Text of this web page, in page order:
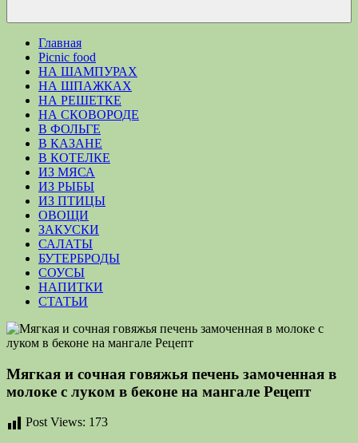
Главная
Picnic food
НА ШАМПУРАХ
НА ШПАЖКАХ
НА РЕШЕТКЕ
НА СКОВОРОДЕ
В ФОЛЬГЕ
В КАЗАНЕ
В КОТЕЛКЕ
ИЗ МЯСА
ИЗ РЫБЫ
ИЗ ПТИЦЫ
ОВОЩИ
ЗАКУСКИ
САЛАТЫ
БУТЕРБРОДЫ
СОУСЫ
НАПИТКИ
СТАТЬИ
Мягкая и сочная говяжья печень замоченная в
молоке с луком в беконе на мангале Рецепт
Post Views: 173